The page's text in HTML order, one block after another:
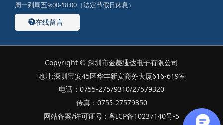
周一到周五9:00-18:00（法定节假日休息）
在线留言
Copyright © 深圳市金菱通达电子有限公司
地址:深圳宝安45区华丰新安商务大厦616-619室
电话：0755-27579310/27579320
传真：0755-27579350
网站备案/许可证号：粤ICP备10237140号-5